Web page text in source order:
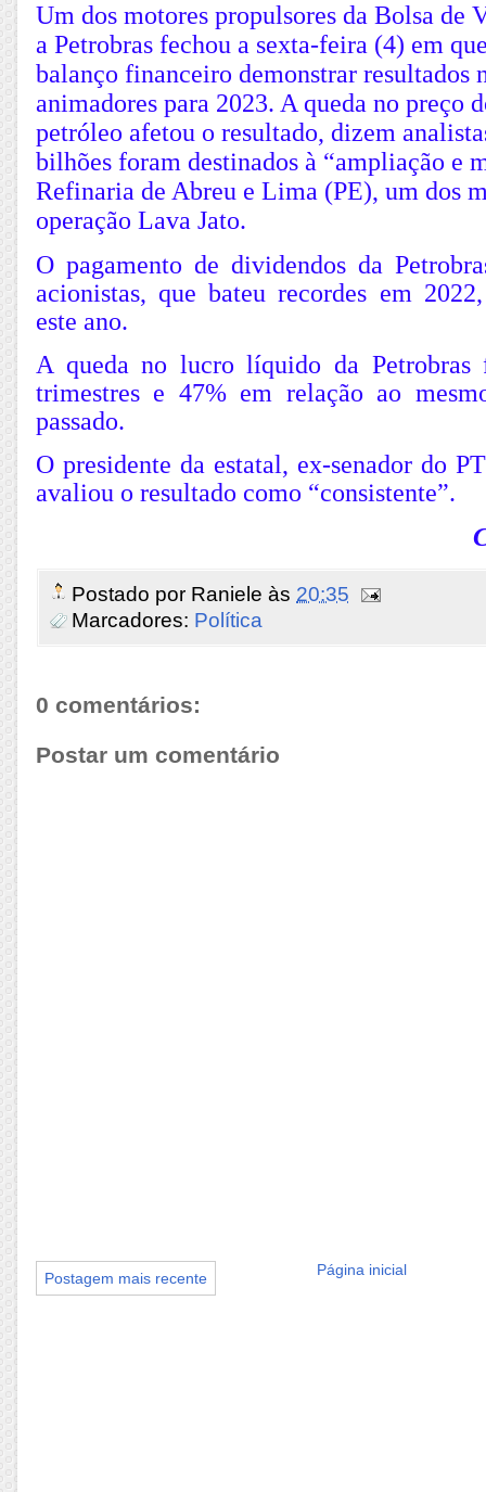
Um dos motores propulsores da Bolsa de
a Petrobras fechou a sexta-feira (4) em
balanço financeiro demonstrar resultados
animadores para 2023. A queda no preço
petróleo afetou o resultado, dizem
bilhões foram destinados à “ampliação e
Refinaria de Abreu e Lima (PE), um dos
operação Lava Jato.
O pagamento de dividendos da
acionistas, que bateu recordes em
este ano.
A queda no lucro líquido da
trimestres e 47% em relação ao
passado.
O presidente da estatal, ex-senador do
avaliou o resultado como “consistente”.
Postado por Raniele às 20:35
Marcadores: Política
0 comentários:
Postar um comentário
Postagem mais recente Página inicial